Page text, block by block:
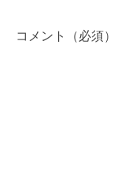
コメント（必須）